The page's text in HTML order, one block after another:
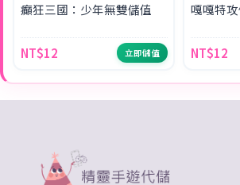
癲狂三國：少年無雙儲值
NT$12 立即儲值
嘎嘎特
NT$12